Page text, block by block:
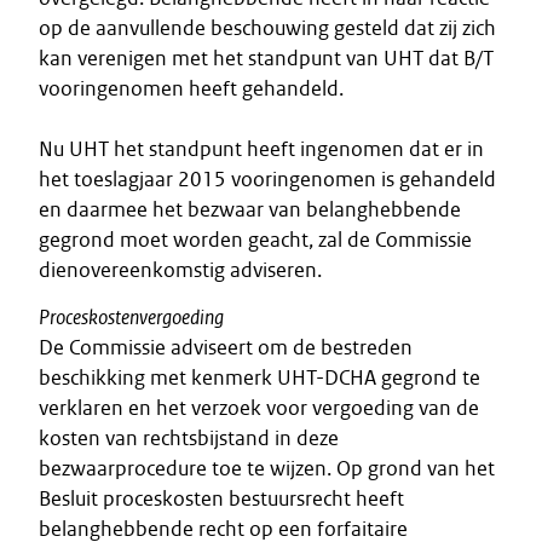
op de aanvullende beschouwing gesteld dat zij zich
kan verenigen met het standpunt van UHT dat B/T
vooringenomen heeft gehandeld.
Nu UHT het standpunt heeft ingenomen dat er in
het toeslagjaar 2015 vooringenomen is gehandeld
en daarmee het bezwaar van belanghebbende
gegrond moet worden geacht, zal de Commissie
dienovereenkomstig adviseren.
Proceskostenvergoeding
De Commissie adviseert om de bestreden
beschikking met kenmerk UHT-DCHA gegrond te
verklaren en het verzoek voor vergoeding van de
kosten van rechtsbijstand in deze
bezwaarprocedure toe te wijzen. Op grond van het
Besluit proceskosten bestuursrecht heeft
belanghebbende recht op een forfaitaire